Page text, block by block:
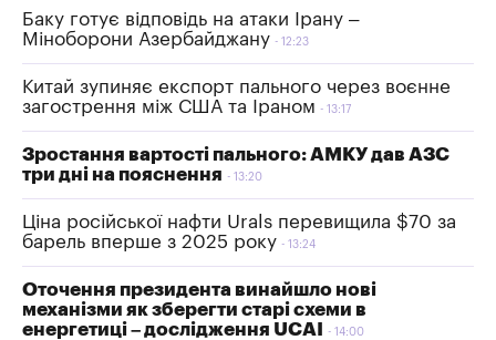
Баку готує відповідь на атаки Ірану –
Міноборони Азербайджану
12:23
Китай зупиняє експорт пального через воєнне
загострення між США та Іраном
13:17
Зростання вартості пального: АМКУ дав АЗС
три дні на пояснення
13:20
Ціна російської нафти Urals перевищила $70 за
барель вперше з 2025 року
13:24
Оточення президента винайшло нові
механізми як зберегти старі схеми в
енергетиці – дослідження UCAI
14:00